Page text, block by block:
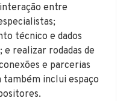
entre
técnico e dados
realizar rodadas de
e parcerias
inclui espaço